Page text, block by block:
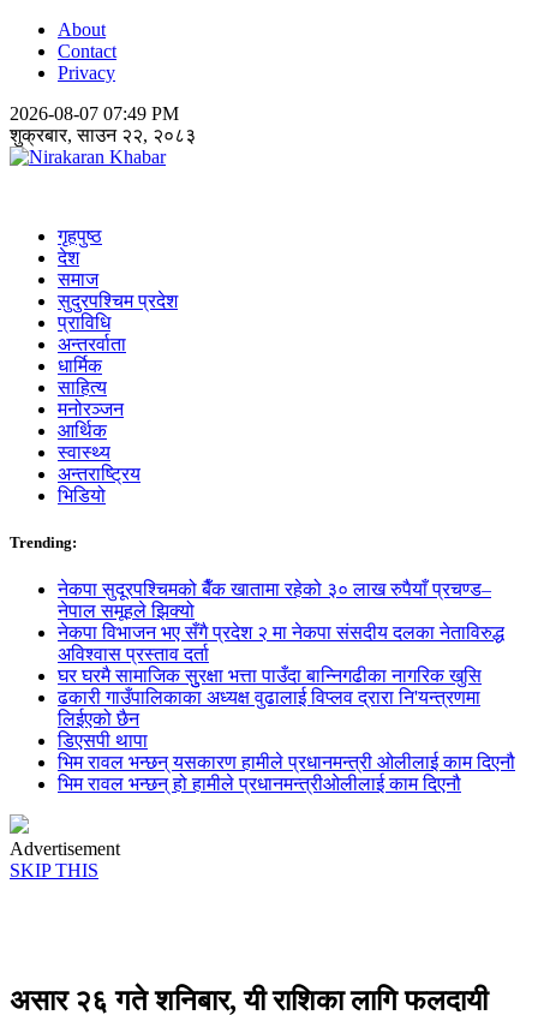
About
Contact
Privacy
2026-08-07 07:49 PM
शुक्रबार, साउन २२, २०८३
गृहपुष्ठ
देश
समाज
सुदुरपश्चिम प्रदेश
प्राविधि
अन्तरर्वाता
धार्मिक
साहित्य
मनोरञ्जन
आर्थिक
स्वास्थ्य
अन्तराष्ट्रिय
भिडियो
Trending:
नेकपा सुदूरपश्चिमको बैँक खातामा रहेको ३० लाख रुपैयाँ प्रचण्ड–
नेपाल समूहले झिक्य‍ो
नेकपा विभाजन भए सँगै प्रदेश २ मा नेकपा संसदीय दलका नेताविरुद्ध
अविश्वास प्रस्ताव दर्ता
घर घरमै सामाजिक सुुरक्षा भत्ता पाउँदा बान्निगढीका नागरिक खुसि
ढकारी गाउँपालिकाका अध्यक्ष वुढालाई विप्लव द्रारा नि'यन्त्रणमा
लिईएको छैन
डिएसपी थापा
भिम रावल भन्छन् यसकारण हामीले प्रधानमन्त्री ओलीलाई काम दिएनौ
भिम रावल भन्छन् हो हामीले प्रधानमन्त्रीओलीलाई काम दिएनौ
Advertisement
SKIP THIS
असार २६ गते शनिबार, यी राशिका लागि फलदायी